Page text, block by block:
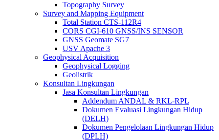
Topography Survey
Survey and Mapping Equipment
Total Station CTS-112R4
CORS CGI-610 GNSS/INS SENSOR
GNSS Geomate SG7
USV Apache 3
Geophysical Acquisition
Geophysical Logging
Geolistrik
Konsultan Lingkungan
Jasa Konsultan Lingkungan
Addendum ANDAL & RKL-RPL
Dokumen Evaluasi Lingkungan Hidup
(DELH)
Dokumen Pengelolaan Lingkungan Hidup
(DPLH)